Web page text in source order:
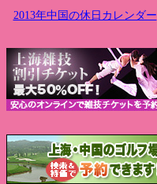
2013年中国の休日カレンダー